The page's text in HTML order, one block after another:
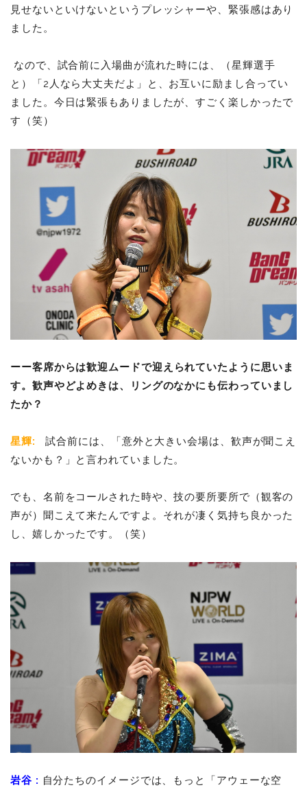
見せないといけないというプレッシャーや、緊張感はあり
ました。
なので、試合前に入場曲が流れた時には、（星輝選手
と）「2人なら大丈夫だよ」と、お互いに励まし合ってい
ました。今日は緊張もありましたが、すごく楽しかったで
す（笑）
ーー客席からは歓迎ムードで迎えられていたように思いま
す。歓声やどよめきは、リングのなかにも伝わっていまし
たか？
星輝:
試合前には、「意外と大きい会場は、歓声が聞こえ
ないかも？」と言われていました。
でも、名前をコールされた時や、技の要所要所で（観客の
声が）聞こえて来たんですよ。それが凄く気持ち良かった
し、嬉しかったです。（笑）
岩谷 : 自分たちのイメージでは、もっと「アウェーな空